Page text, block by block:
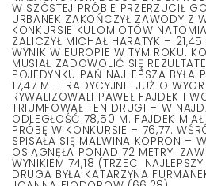
W SZÓSTEJ PRÓBIE PRZERZUCIŁ
URBANEK ZAKOŃCZYŁ ZAWODY Z
KONKURSIE KULOMIOTÓW
ZALICZYŁ MICHAŁ HARATYK –
WYNIK W EUROPIE W TYM ROKU.
MUSIAŁ ZADOWOLIĆ SIĘ
POJEDYNKU PAŃ NAJLEPSZA BYŁA
17,47 M. TRADYCYJNIE JUŻ O
RYWALIZOWALI PAWEŁ FAJDEK I
TRIUMFOWAŁ TEN DRUGI – W
ODLEGŁOŚĆ 78,50 M. FAJDEK
PRÓBĘ W KONKURSIE – 76,77.
SPISAŁA SIĘ MALWINA KOPRON –
OSIĄGNĘŁA PONAD 72 METRY.
WYNIKIEM 74,18 (TRZECI
DRUGA BYŁA KATARZYNA